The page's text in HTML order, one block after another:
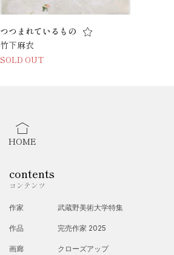
つつまれているもの
竹下麻衣
SOLD OUT
HOME
contents
コンテンツ
作家
作品
画廊
武蔵野美術大学特集
完売作家 2025
クローズアップ